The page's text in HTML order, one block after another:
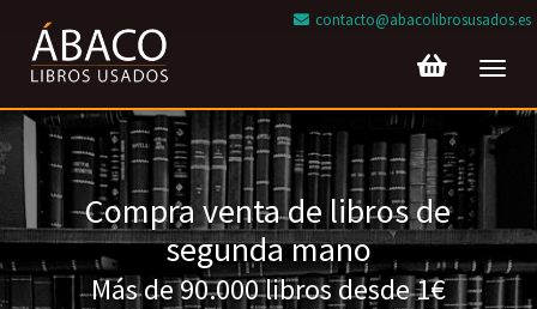
contacto@abacolibrosusados.es
Compra venta de libros de
segunda mano
Más de 90.000 libros desde 1€